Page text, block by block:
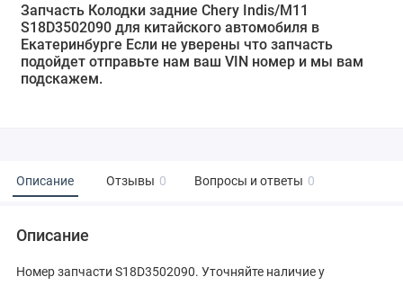
Запчасть Колодки задние Chery Indis/М11
S18D3502090 для китайского автомобиля в
Екатеринбурге Если не уверены что запчасть
подойдет отправьте нам ваш VIN номер и мы вам
подскажем.
Описание Отзывы 0 Вопросы и ответы 0
Описание
Номер запчасти S18D3502090. Уточняйте наличие у